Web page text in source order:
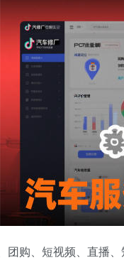
团购、短视频、直播